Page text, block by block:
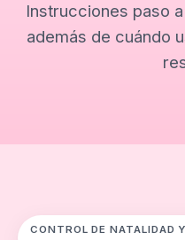
Instrucciones paso
además de cuándo
CONTROL DE NATALIDAD Y